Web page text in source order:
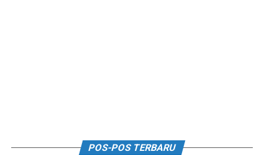
POS-POS TERBARU